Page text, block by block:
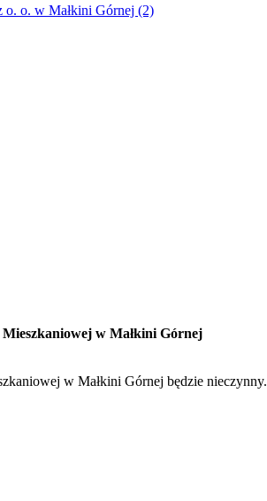
o. o. w Małkini Górnej (2)
Mieszkaniowej w Małkini Górnej
w Małkini Górnej będzie nieczynny.